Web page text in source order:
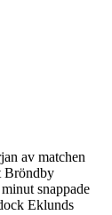
av matchen
Bröndby
snappade
Eklunds